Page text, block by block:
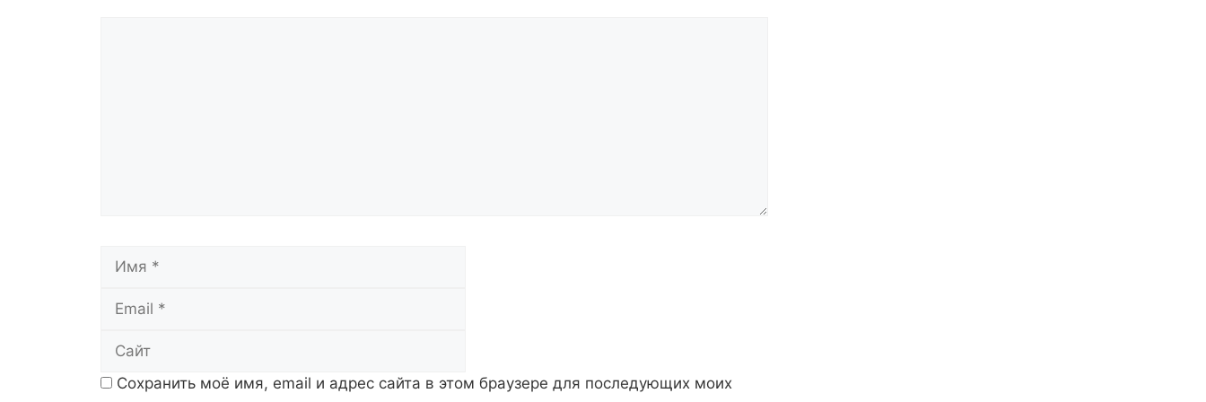
Сохранить моё имя, email и адрес сайта в этом браузере для последующих моих